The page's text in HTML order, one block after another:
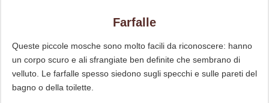
Farfalle
Queste piccole mosche sono molto facili da riconoscere: hanno
un corpo scuro e ali sfrangiate ben definite che sembrano di
velluto. Le farfalle spesso siedono sugli specchi e sulle pareti del
bagno o della toilette.